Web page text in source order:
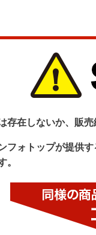
存在しないか、販
フォトップが提供
。